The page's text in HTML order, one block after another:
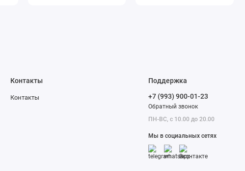
Контакты
Контакты
Поддержка
+7 (993) 900-01-23
Обратный звонок
ПН-ВС, с 10.00 до 20.00
Мы в социальных сетях